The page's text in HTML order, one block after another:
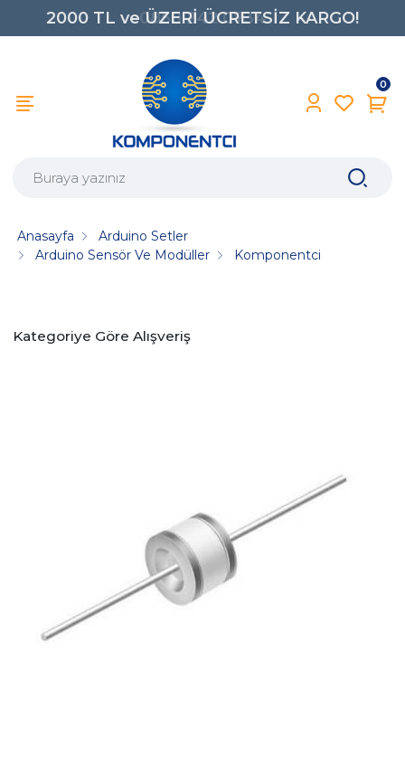
2000 TL ve ÜZERİ ÜCRETSİZ KARGO!
0850 242 0734
0
Anasayfa
Arduino Setler
Arduino Sensör Ve Modüller
Komponentci
Kategoriye Göre Alışveriş